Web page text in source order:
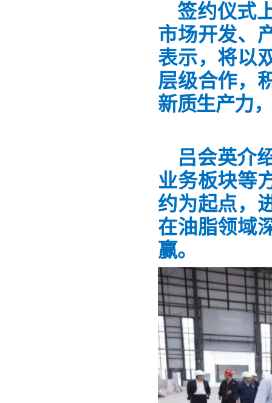
签约仪式
市场开发、
表示，将以
层级合作，
新质生产力
吕会英介
业务板块等
约为起点，
在油脂领域
赢。